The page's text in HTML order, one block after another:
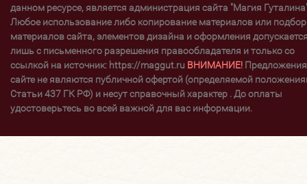
данном ресурсе, является администрация сайта "Магия
Любое использование либо копирование материалов или
материалов сайта, элементов дизайна и оформления
лишь с письменного разрешения правообладателя и только со
ссылкой на источник: https://maggut.ru ВНИМАНИЕ!
сайте не являются публичной офертой (определяемой
Статьи 437 ГК РФ) и несут справочный характер . До оплаты
удостоверьтесь во всей важной для вас информации.